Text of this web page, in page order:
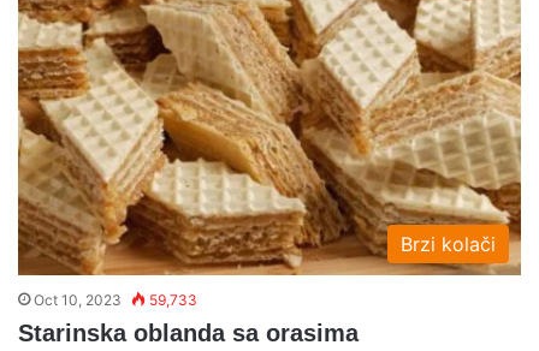
Brzi kolači
Oct 10, 2023 59,733
Starinska oblanda sa orasima